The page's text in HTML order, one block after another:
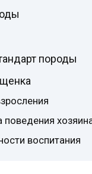
породы
поведения
воспитания